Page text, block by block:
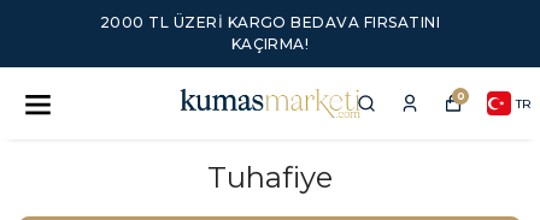
2000 TL ÜZERI KARGO BEDAVA FIRSATINI
KAÇIRMA!
0 TR
Tuhafiye